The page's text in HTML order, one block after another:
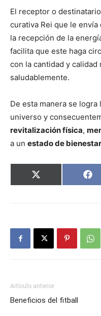
El receptor o
curativa Rei que le
la recepción de la
facilita que este haga
con la cantidad y
saludablemente.
De esta manera se
universo y
revitalización física,
a un estado de
Compartir
en
X
(Twitter) en
Artículo anterior
Beneficios del fitball